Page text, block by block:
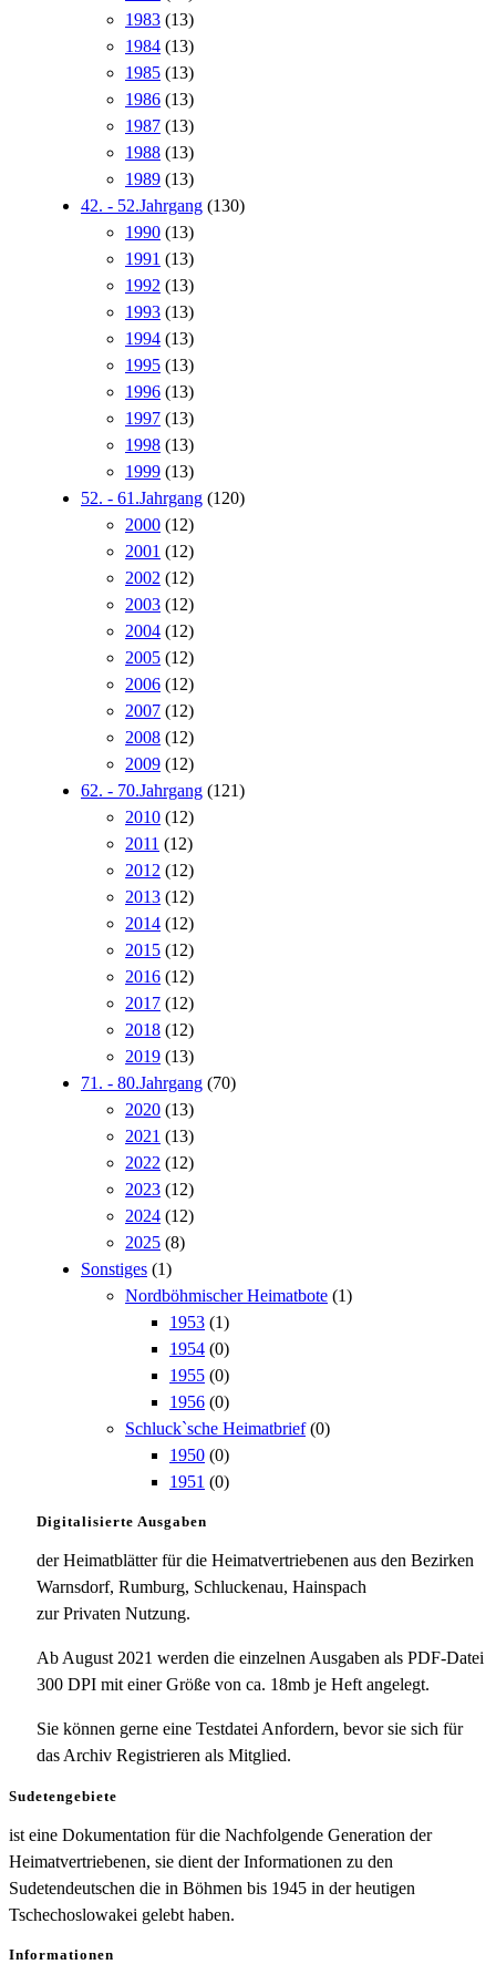
1983 (13)
1984 (13)
1985 (13)
1986 (13)
1987 (13)
1988 (13)
1989 (13)
42. - 52.Jahrgang (130)
1990 (13)
1991 (13)
1992 (13)
1993 (13)
1994 (13)
1995 (13)
1996 (13)
1997 (13)
1998 (13)
1999 (13)
52. - 61.Jahrgang (120)
2000 (12)
2001 (12)
2002 (12)
2003 (12)
2004 (12)
2005 (12)
2006 (12)
2007 (12)
2008 (12)
2009 (12)
62. - 70.Jahrgang (121)
2010 (12)
2011 (12)
2012 (12)
2013 (12)
2014 (12)
2015 (12)
2016 (12)
2017 (12)
2018 (12)
2019 (13)
71. - 80.Jahrgang (70)
2020 (13)
2021 (13)
2022 (12)
2023 (12)
2024 (12)
2025 (8)
Sonstiges (1)
Nordböhmischer Heimatbote (1)
1953 (1)
1954 (0)
1955 (0)
1956 (0)
Schluck`sche Heimatbrief (0)
1950 (0)
1951 (0)
Digitalisierte Ausgaben
der Heimatblätter für die Heimatvertriebenen aus den Bezirken
Warnsdorf, Rumburg, Schluckenau, Hainspach
zur Privaten Nutzung.
Ab August 2021 werden die einzelnen Ausgaben als PDF-Datei
300 DPI mit einer Größe von ca. 18mb je Heft angelegt.
Sie können gerne eine Testdatei Anfordern, bevor sie sich für
das Archiv Registrieren als Mitglied.
Sudetengebiete
ist eine Dokumentation für die Nachfolgende Generation der
Heimatvertriebenen, sie dient der Informationen zu den
Sudetendeutschen die in Böhmen bis 1945 in der heutigen
Tschechoslowakei gelebt haben.
Informationen